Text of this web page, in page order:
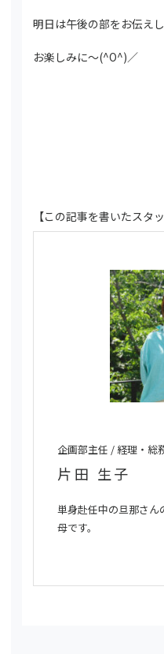
明日は午後の部をお伝え
お楽しみに～(^O^)／
【この記事を書いたスタッ
企画部主任 / 経理・総
片田 生子
単身赴任中の旦那さん
母です。